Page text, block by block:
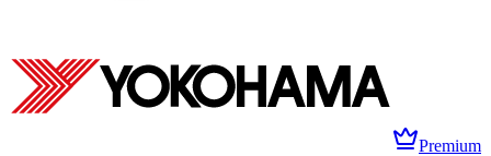
Premium